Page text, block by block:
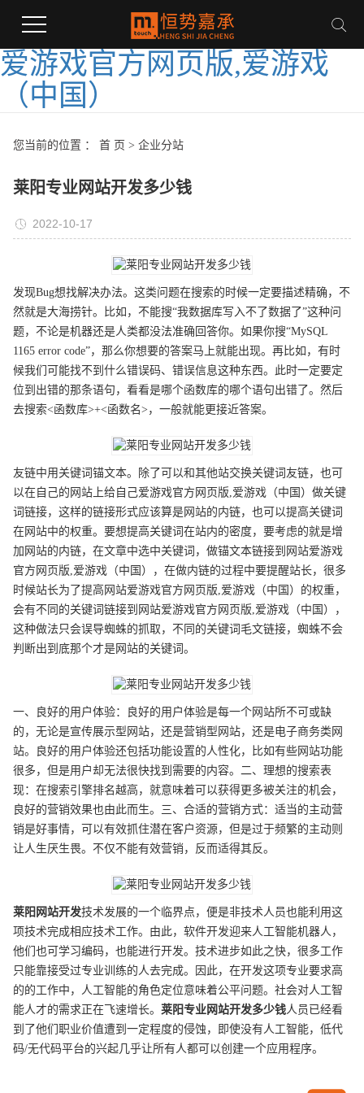
爱游戏官方网页版,爱游戏
（中国）
您当前的位置 ： 首 页 > 企业分站
莱阳专业网站开发多少钱
2022-10-17
发现Bug想找解决办法。这类问题在搜索的时候一定要描述精确，不
然就是大海捞针。比如，不能搜“我数据库写入不了数据了”这种问
题，不论是机器还是人类都没法准确回答你。如果你搜“MySQL
1165 error code”，那么你想要的答案马上就能出现。再比如，有时
候我们可能找不到什么错误码、错误信息这种东西。此时一定要定
位到出错的那条语句，看看是哪个函数库的哪个语句出错了。然后
去搜索<函数库>+<函数名>，一般就能更接近答案。
友链中用关键词锚文本。除了可以和其他站交换关键词友链，也可
以在自己的网站上给自己爱游戏官方网页版,爱游戏（中国）做关键
词链接，这样的链接形式应该算是网站的内链，也可以提高关键词
在网站中的权重。要想提高关键词在站内的密度，要考虑的就是增
加网站的内链，在文章中选中关键词，做锚文本链接到网站爱游戏
官方网页版,爱游戏（中国），在做内链的过程中要提醒站长，很多
时候站长为了提高网站爱游戏官方网页版,爱游戏（中国）的权重，
会有不同的关键词链接到网站爱游戏官方网页版,爱游戏（中国），
这种做法只会误导蜘蛛的抓取，不同的关键词毛文链接，蜘蛛不会
判断出到底那个才是网站的关键词。
一、良好的用户体验：良好的用户体验是每一个网站所不可或缺
的，无论是宣传展示型网站，还是营销型网站，还是电子商务类网
站。良好的用户体验还包括功能设置的人性化，比如有些网站功能
很多，但是用户却无法很快找到需要的内容。二、理想的搜索表
现：在搜索引擎排名越高，就意味着可以获得更多被关注的机会，
良好的营销效果也由此而生。三、合适的营销方式：适当的主动营
销是好事情，可以有效抓住潜在客户资源，但是过于频繁的主动则
让人生厌生畏。不仅不能有效营销，反而适得其反。
莱阳 网站开发技术发展的一个临界点，便是非技术人员也能利用这
项技术完成相应技术工作。由此，软件开发迎来人工智能机器人，
他们也可学习编码，也能进行开发。技术进步如此之快，很多工作
只能靠接受过专业训练的人去完成。因此，在开发这项专业要求高
的的工作中，人工智能的角色定位意味着公平问题。社会对人工智
能人才的需求正在飞速增长。 莱阳专业网站开发多少钱人员已经看
到了他们职业价值遭到一定程度的侵蚀，即使没有人工智能，低代
码/无代码平台的兴起几乎让所有人都可以创建一个应用程序。